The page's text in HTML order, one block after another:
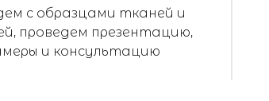
с образцами тканей и
проведем презентацию,
и консультацию